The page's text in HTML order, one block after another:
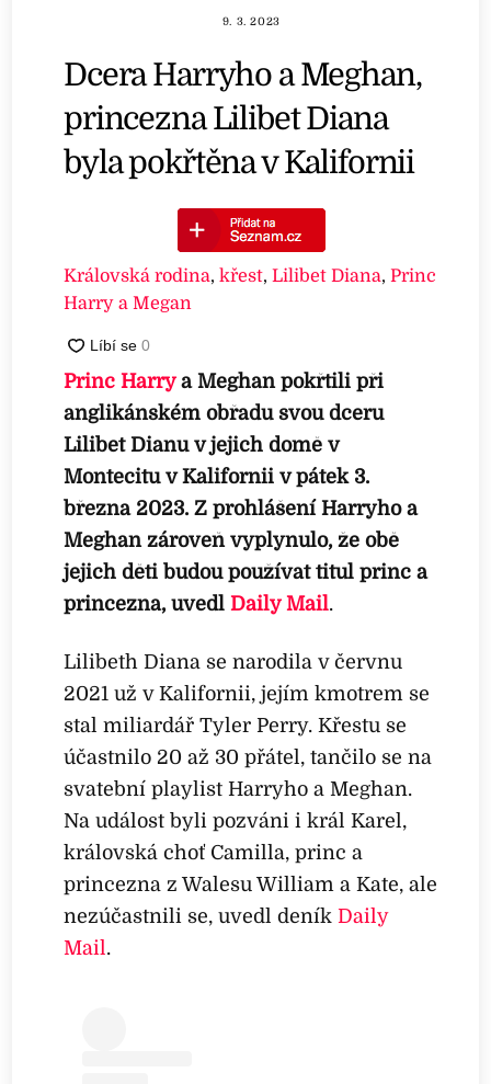
9. 3. 2023
Dcera Harryho a Meghan,
princezna Lilibet Diana
byla pokřtěna v Kalifornii
Královská rodina,křest,Lilibet Diana,Princ
Harry a Megan
Princ Harrya Meghan pokřtili při
anglikánském obřadu svou dceru
Lilibet Dianu v jejich domě v
Montecitu v Kalifornii v pátek 3.
března 2023. Z prohlášení Harryho a
Meghan zároveň vyplynulo, že obě
jejich děti budou používat titul princ a
princezna, uvedlDaily Mail.
Lilibeth Diana se narodila v červnu
2021 už v Kalifornii, jejím kmotrem se
stal miliardář Tyler Perry. Křestu se
účastnilo 20 až 30 přátel, tančilo se na
svatební playlist Harryho a Meghan.
Na událost byli pozváni i král Karel,
královská choť Camilla, princ a
princezna z Walesu William a Kate, ale
nezúčastnili se, uvedl deníkDaily
Mail .